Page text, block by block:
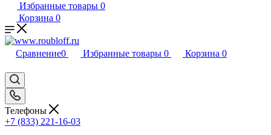
Избранные товары 0
Корзина 0
Сравнение0 Избранные товары 0 Корзина 0
Телефоны
+7 (833) 221-16-03